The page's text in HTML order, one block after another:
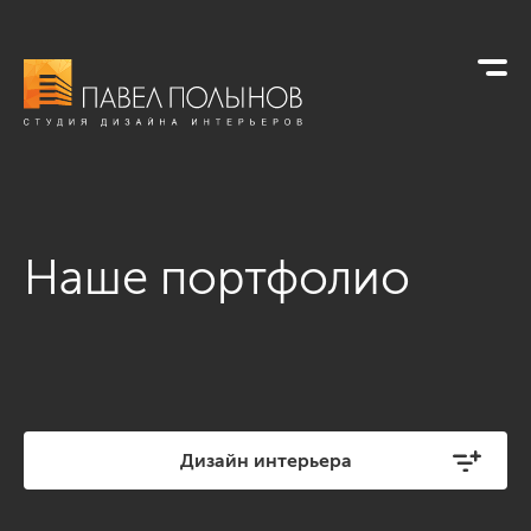
Наше портфолио
Дизайн интерьера